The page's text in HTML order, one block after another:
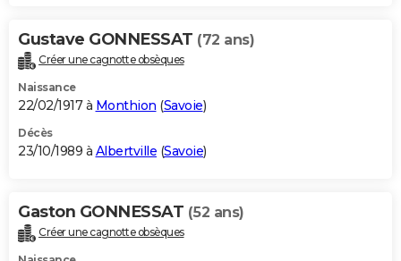
Gustave GONNESSAT (72 ans)
Créer une cagnotte obsèques
Naissance
22/02/1917 à Monthion (Savoie)
Décès
23/10/1989 à Albertville (Savoie)
Gaston GONNESSAT (52 ans)
Créer une cagnotte obsèques